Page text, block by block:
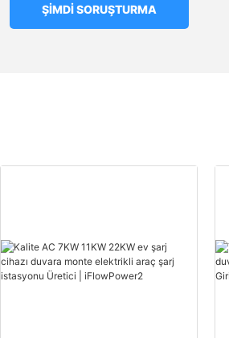
ŞIMDI SORUŞTURMA